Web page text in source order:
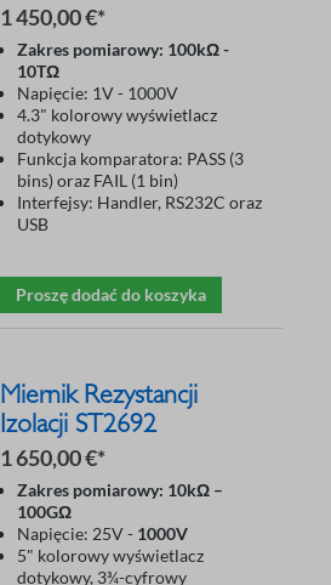
1 450,00 €*
Zakres pomiarowy: 100kΩ -
10TΩ
Napięcie: 1V - 1000V
4.3" kolorowy wyświetlacz
dotykowy
Funkcja komparatora: PASS (3
bins) oraz FAIL (1 bin)
Interfejsy: Handler, RS232C oraz
USB
Proszę dodać do koszyka
Miernik Rezystancji
Izolacji ST2692
1 650,00 €*
Zakres pomiarowy: 10kΩ –
100GΩ
Napięcie: 25V - 1000V
5" kolorowy wyświetlacz
dotykowy, 3¾-cyfrowy